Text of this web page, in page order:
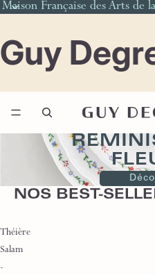
Maison Française des Arts de
Guy
NOS BEST-
Théière
Salam
-